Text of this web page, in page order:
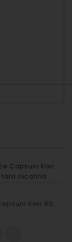
OHF Ice Capsuni Kiwi 50ml fara nicotina